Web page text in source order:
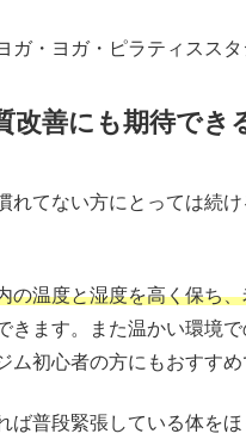
ガ・ヨガ・ピラティススタ
改善にも期待でき
れてない方にとっては続
の温度と湿度を高く保ち
きます。また温かい環境
初心者の方にもおすすめ
普段緊張している体をほ